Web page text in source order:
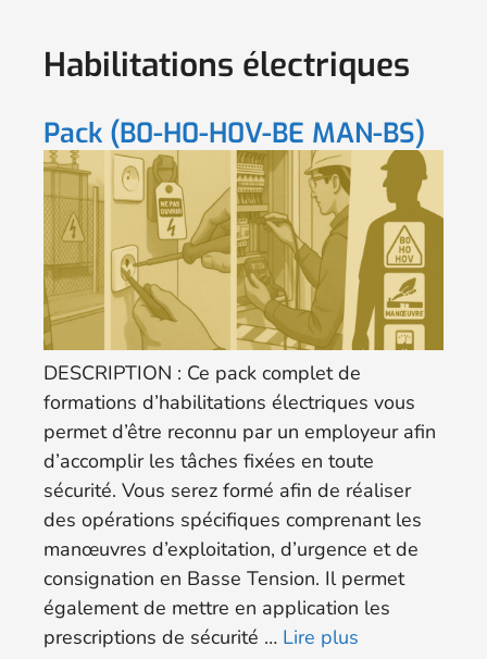
Habilitations électriques
Pack (B0-H0-H0V-BE MAN-BS)
DESCRIPTION : Ce pack complet de
formations d’habilitations électriques vous
permet d’être reconnu par un employeur afin
d’accomplir les tâches fixées en toute
sécurité. Vous serez formé afin de réaliser
des opérations spécifiques comprenant les
manœuvres d’exploitation, d’urgence et de
consignation en Basse Tension. Il permet
également de mettre en application les
prescriptions de sécurité … Lire plus